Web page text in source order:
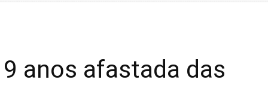
anos afastada das